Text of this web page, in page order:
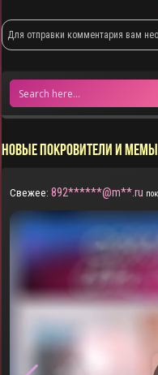
Для отправки комментария вам
НОВЫЕ ПОКРОВИТЕЛИ И МЕМЫ
Свежее: 892******@m**.ru